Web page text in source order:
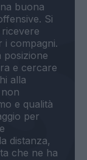
buona
Si
i compagni.
posizione
e cercare
alla
e qualità
per
distanza,
che ne ha